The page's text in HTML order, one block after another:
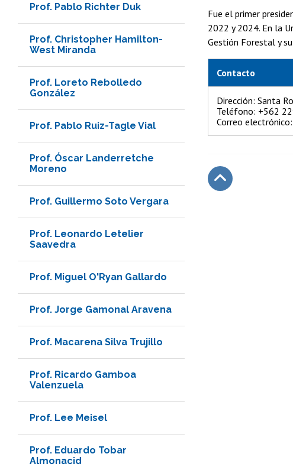
Prof. Pablo Richter Duk
Prof. Christopher Hamilton-
West Miranda
Prof. Loreto Rebolledo
González
Prof. Pablo Ruiz-Tagle Vial
Prof. Óscar Landerretche
Moreno
Prof. Guillermo Soto Vergara
Prof. Leonardo Letelier
Saavedra
Prof. Miguel O'Ryan Gallardo
Prof. Jorge Gamonal Aravena
Prof. Macarena Silva Trujillo
Prof. Ricardo Gamboa
Valenzuela
Prof. Lee Meisel
Prof. Eduardo Tobar
Almonacid
Fue el primer
2022 y 2024. En la
Gestión Forestal y
Contacto
Dirección: Santa
Teléfono: +562
Correo electrónico: